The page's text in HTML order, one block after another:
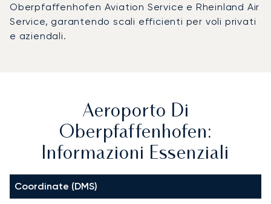
Oberpfaffenhofen Aviation Service e Rheinland Air
Service, garantendo scali efficienti per voli privati
e aziendali.
Aeroporto Di
Oberpfaffenhofen:
Informazioni Essenziali
Coordinate (DMS)